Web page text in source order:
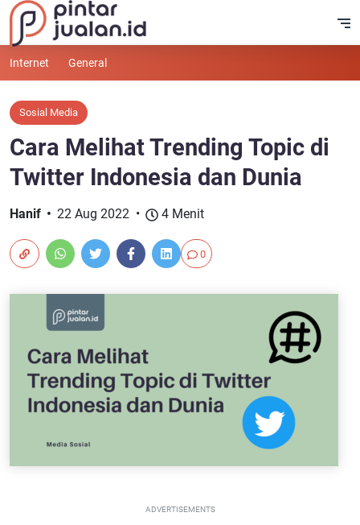
Internet General
Sosial Media
Cara Melihat Trending Topic di
Twitter Indonesia dan Dunia
Hanif 22 Aug 2022 4 Menit
0
ADVERTISEMENTS